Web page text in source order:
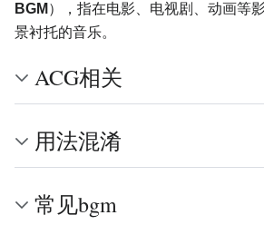
BGM ），指在电影、电视剧、动画等
景衬托的音乐。
ACG相关
用法混淆
常见bgm